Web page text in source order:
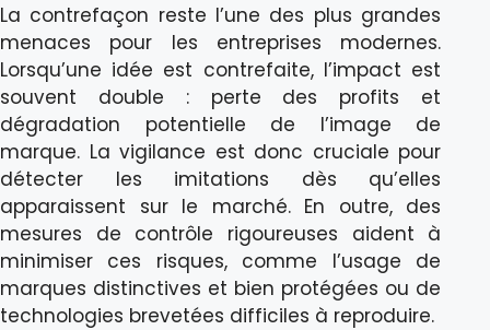
La contrefaçon reste l’une des plus grandes
menaces pour les entreprises modernes.
Lorsqu’une idée est contrefaite, l’impact est
souvent double : perte des profits et
dégradation potentielle de l’image de
marque. La vigilance est donc cruciale pour
détecter les imitations dès qu’elles
apparaissent sur le marché. En outre, des
mesures de contrôle rigoureuses aident à
minimiser ces risques, comme l’usage de
marques distinctives et bien protégées ou de
technologies brevetées difficiles à reproduire.